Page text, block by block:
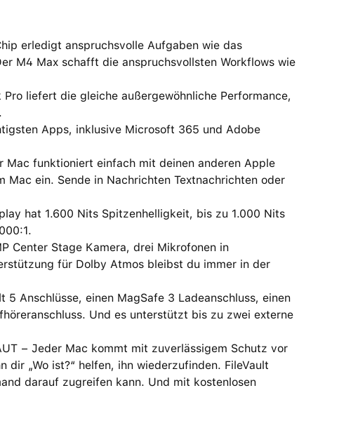
erledigt anspruchsvolle Aufgaben wie das
M4 Max schafft die anspruchsvollsten Workflows wie
Pro liefert die gleiche außergewöhnliche Performance,
Apps, inklusive Microsoft 365 und Adobe
Mac funktioniert einfach mit deinen anderen Apple
Mac ein. Sende in Nachrichten Textnachrichten oder
hat 1.600 Nits Spitzenhelligkeit, bis zu 1.000 Nits
Center Stage Kamera, drei Mikrofonen in
für Dolby Atmos bleibst du immer in der
5 Anschlüsse, einen MagSafe 3 Ladeanschluss, einen
Und es unterstützt bis zu zwei externe
− Jeder Mac kommt mit zuverlässigem Schutz vor
„Wo ist?“ helfen, ihn wiederzufinden. FileVault
darauf zugreifen kann. Und mit kostenlosen